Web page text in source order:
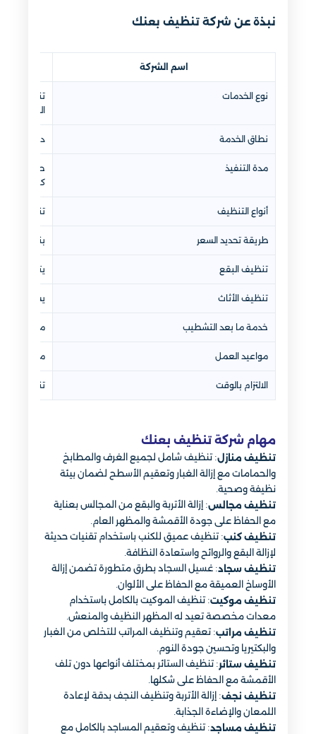
نبذة عن شركة تنظيف بعنك
اسم الشركة
نوع الخدمات
تنظيف
الشعر،
نطاق الخدمة داخل بعنك
مدة التنفيذ
حسب حجم
كامل)
أنواع التنظيف تنظيف
طريقة تحديد السعر بناءً على
تنظيف البقع يتم
تنظيف الأثاث يشمل
خدمة ما بعد التشطيب متوفرة
مواعيد العمل مرنة ويتم
الالتزام بالوقت تنفيذ
مهام شركة تنظيف بعنك
تنظيف منازل: تنظيف شامل لجميع الغرف والمطابخ
والحمامات مع إزالة الغبار وتعقيم الأسطح لضمان بيئة
نظيفة وصحية.
تنظيف مجالس: إزالة الأتربة والبقع من المجالس بعناية
مع الحفاظ على جودة الأقمشة والمظهر العام.
تنظيف كنب: تنظيف عميق للكنب باستخدام تقنيات حديثة
لإزالة البقع والروائح واستعادة النظافة.
تنظيف سجاد: غسيل السجاد بطرق متطورة تضمن إزالة
الأوساخ العميقة مع الحفاظ على الألوان.
تنظيف موكيت: تنظيف الموكيت بالكامل باستخدام
معدات مخصصة تعيد له المظهر النظيف والمنعش.
تنظيف مراتب: تعقيم وتنظيف المراتب للتخلص من الغبار
والبكتيريا وتحسين جودة النوم.
تنظيف ستائر: تنظيف الستائر بمختلف أنواعها دون تلف
الأقمشة مع الحفاظ على شكلها.
تنظيف نجف: إزالة الأتربة وتنظيف النجف بدقة لإعادة
اللمعان والإضاءة الجذابة.
تنظيف مساجد: تنظيف وتعقيم المساجد بالكامل مع